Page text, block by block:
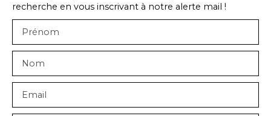
recherche en vous inscrivant à notre alerte mail !
Prénom
Nom
Email